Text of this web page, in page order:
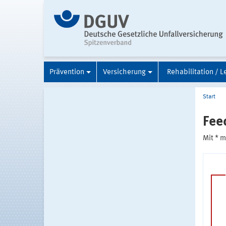
Prävention Versicherung Rehabilitation /
Start
Mit *